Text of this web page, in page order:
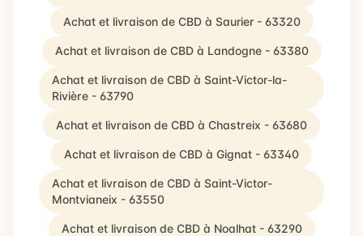
Achat et livraison de CBD à Saurier - 63320
Achat et livraison de CBD à Landogne - 63380
Achat et livraison de CBD à Saint-Victor-la-
Rivière - 63790
Achat et livraison de CBD à Chastreix - 63680
Achat et livraison de CBD à Gignat - 63340
Achat et livraison de CBD à Saint-Victor-
Montvianeix - 63550
Achat et livraison de CBD à Noalhat - 63290